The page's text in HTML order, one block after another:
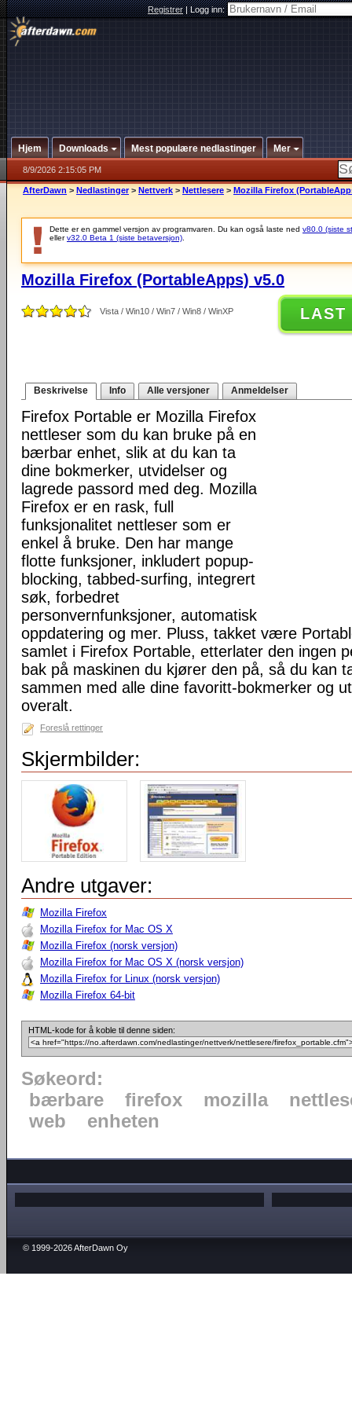
Registrer|Logg inn:
Hjem Downloads Mest populære nedlastinger Mer
8/9/2026 2:15:05 PM
AfterDawn > Nedlastinger > Nettverk > Nettlesere > Mozilla Firefox
Dette er en gammel versjon av programvaren. Du kan også laste ned v80.0 (siste
ellerv32.0 Beta 1 (siste betaversjon)
Mozilla Firefox (PortableApps) v5.0
Vista / Win10 / Win7 / Win8 / WinXP LAST
Beskrivelse Info Alle versjoner Anmeldelser
Firefox Portable er Mozilla Firefox
nettleser som du kan bruke på en
bærbar enhet, slik at du kan ta
dine bokmerker, utvidelser og
lagrede passord med deg. Mozilla
Firefox er en rask, full
funksjonalitet nettleser som er
enkel å bruke. Den har mange
flotte funksjoner, inkludert popup-
blocking, tabbed-surfing, integrert
søk, forbedret
personvernfunksjoner, automatisk
oppdatering og mer. Pluss, takket være
samlet i Firefox Portable, etterlater den ingen
bak på maskinen du kjører den på, så du kan
sammen med alle dine favoritt-bokmerker og
overalt.
Foreslå rettinger
Skjermbilder:
Andre utgaver:
Mozilla Firefox
Mozilla Firefox for Mac OS X
Mozilla Firefox (norsk versjon)
Mozilla Firefox for Mac OS X (norsk versjon)
Mozilla Firefox for Linux (norsk versjon)
Mozilla Firefox 64-bit
HTML-kode for å koble til denne siden:
Søkeord:
bærbare
firefox mozilla
web
enheten
© 1999-2026 AfterDawn Oy